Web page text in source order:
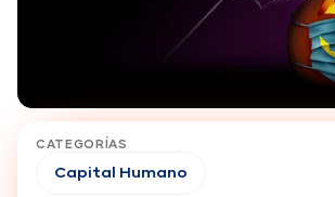
CATEGORÍAS
Capital Humano